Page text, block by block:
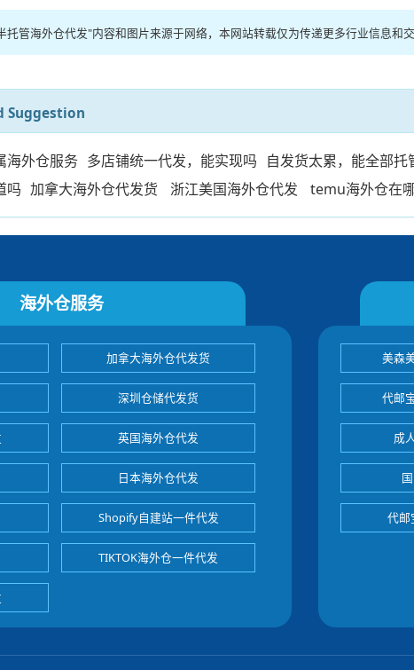
管海外仓代发"内容和图片来源于网络，本网站转载仅为传递更多行业信息和
Suggestion
海外仓服务 多店铺统一代发，能实现吗 自发货太累，能全部托
吗 加拿大海外仓代发货 浙江美国海外仓代发 temu海外仓在
海外仓服务
加拿大海外仓代发货
深圳仓储代发货
英国海外仓代发
日本海外仓代发
Shopify自建站一件代发
TIKTOK海外仓一件代发
美森
代邮
成
代邮